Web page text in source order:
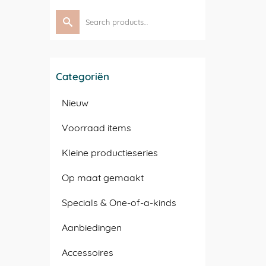
Search
for:
Categoriën
Nieuw
Voorraad items
Kleine productieseries
Op maat gemaakt
Specials & One-of-a-kinds
Aanbiedingen
Accessoires